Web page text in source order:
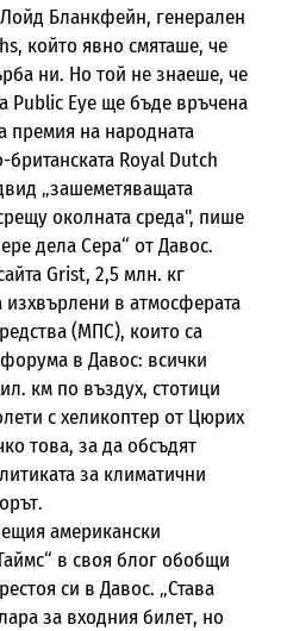
Бланкфейн, генерален
който явно смяташе, че
ни. Но той не знаеше, че
Public Eye ще бъде връчена
премия на народната
британската Royal Dutch
„зашеметяващата
околната среда", пише
дела Сера“ от Давос.
Grist, 2,5 млн. кг
в атмосферата
(МПС), които са
в Давос: всички
км по въздух, стотици
с хеликоптер от Цюрих
това, за да обсъдят
за климатични
американски
в своя блог обобщи
си в Давос. „Става
за входния билет, но